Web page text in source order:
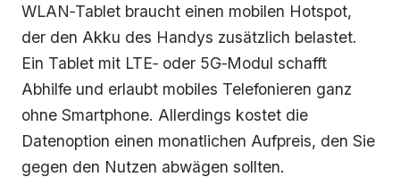
WLAN‑Tablet braucht einen mobilen Hotspot,
der den Akku des Handys zusätzlich belastet.
Ein Tablet mit LTE‑ oder 5G‑Modul schafft
Abhilfe und erlaubt mobiles Telefonieren ganz
ohne Smartphone. Allerdings kostet die
Datenoption einen monatlichen Aufpreis, den Sie
gegen den Nutzen abwägen sollten.